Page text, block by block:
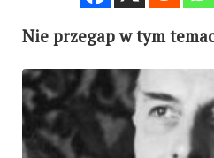
Nie przegap w tym